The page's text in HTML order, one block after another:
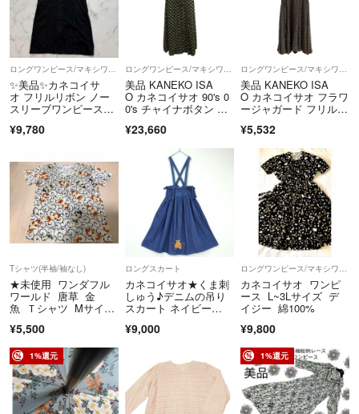
注文確定後、2～3営業日以内に発送いたします。
※当ストアのお品物は出品後、畳んだ状態で袋に入れて保管していま
す。保管期間によってはシワや型崩れが発生する可能性がございますの
で、あらかじめご了承ください。
※本商品は一点物となります。他サイト等でも販売している商品とな
り、多少のお時間差にて欠品になることもございます。ご了承お願いい
たします。
商品到着時に、万が一商品に不具合を発見された場合は、到着後7日以
内e-mailもしくは、お電話にてご連絡ください。
ご連絡後、お品物は7日以内に弊社までご返送いただきますよう、ご協
力をお願いいたします。
尚、イメージ違い・サイズ違いなど、お客様都合による返品・返金・交
換はお断りさせていただいております。ご了承の上ご注文ください。
＝＝＝＝＝＝＝＝＝＝＝＝＝＝
こちらのアカウントはラクマ公式パートナーの株式会社BLMによって
運営されています。
▼特商法
▼返品特約
https://fril.jp/ts/official/law/a278/#return_policy
ロングワンピース/マキシワンピース
✨美品✨カネコイサ
オ フリルリボン ノー
スリーブワンピース
¥9,780
ロングワンピース/マキシワンピース
美品 KANEKO ISA
O カネコイサオ 90's 0
0's チャイナボタン ワ
柄 マオカラー レー
ス ロング ヴィンテー
ジ ブラック レディー
ス 古着 中古 USED
¥23,660
ロングワンピース/マキシワンピース
美品 KANEKO ISA
O カネコイサオ フラワ
ージャガード フリルカ
ビー レディース 古
着 中古 USED
¥5,532
Tシャツ(半袖/袖なし)
★未使用 ワンダフル
ワールド 唐草 金
魚 Ｔシャツ Mサイ
¥5,500
ロングスカート
カネコイサオ★くま刺
しゅう♪デニムの吊り
スカート ネイビー
地 z21724
¥9,000
カネコイサオ ワンピ
ース L~3Lサイズ デ
イジー 綿100%
¥9,800
1%還元 1%還元